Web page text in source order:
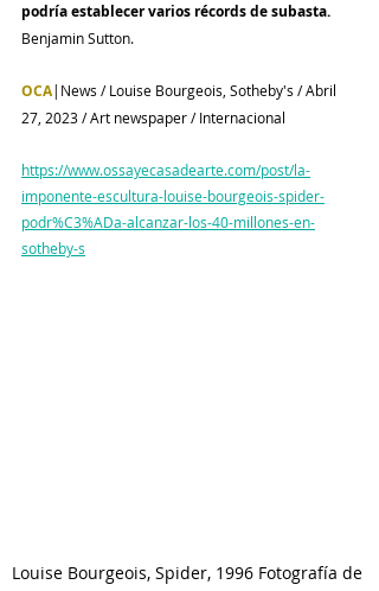
podría establecer varios récords de subasta.
Benjamin Sutton.
OCA|News / Louise Bourgeois, Sotheby's / Abril
27, 2023 / Art newspaper / Internacional
https://www.ossayecasadearte.com/post/la-
imponente-escultura-louise-bourgeois-spider-
podr%C3%ADa-alcanzar-los-40-millones-en-
sotheby-s
Louise Bourgeois, Spider, 1996 Fotografía de